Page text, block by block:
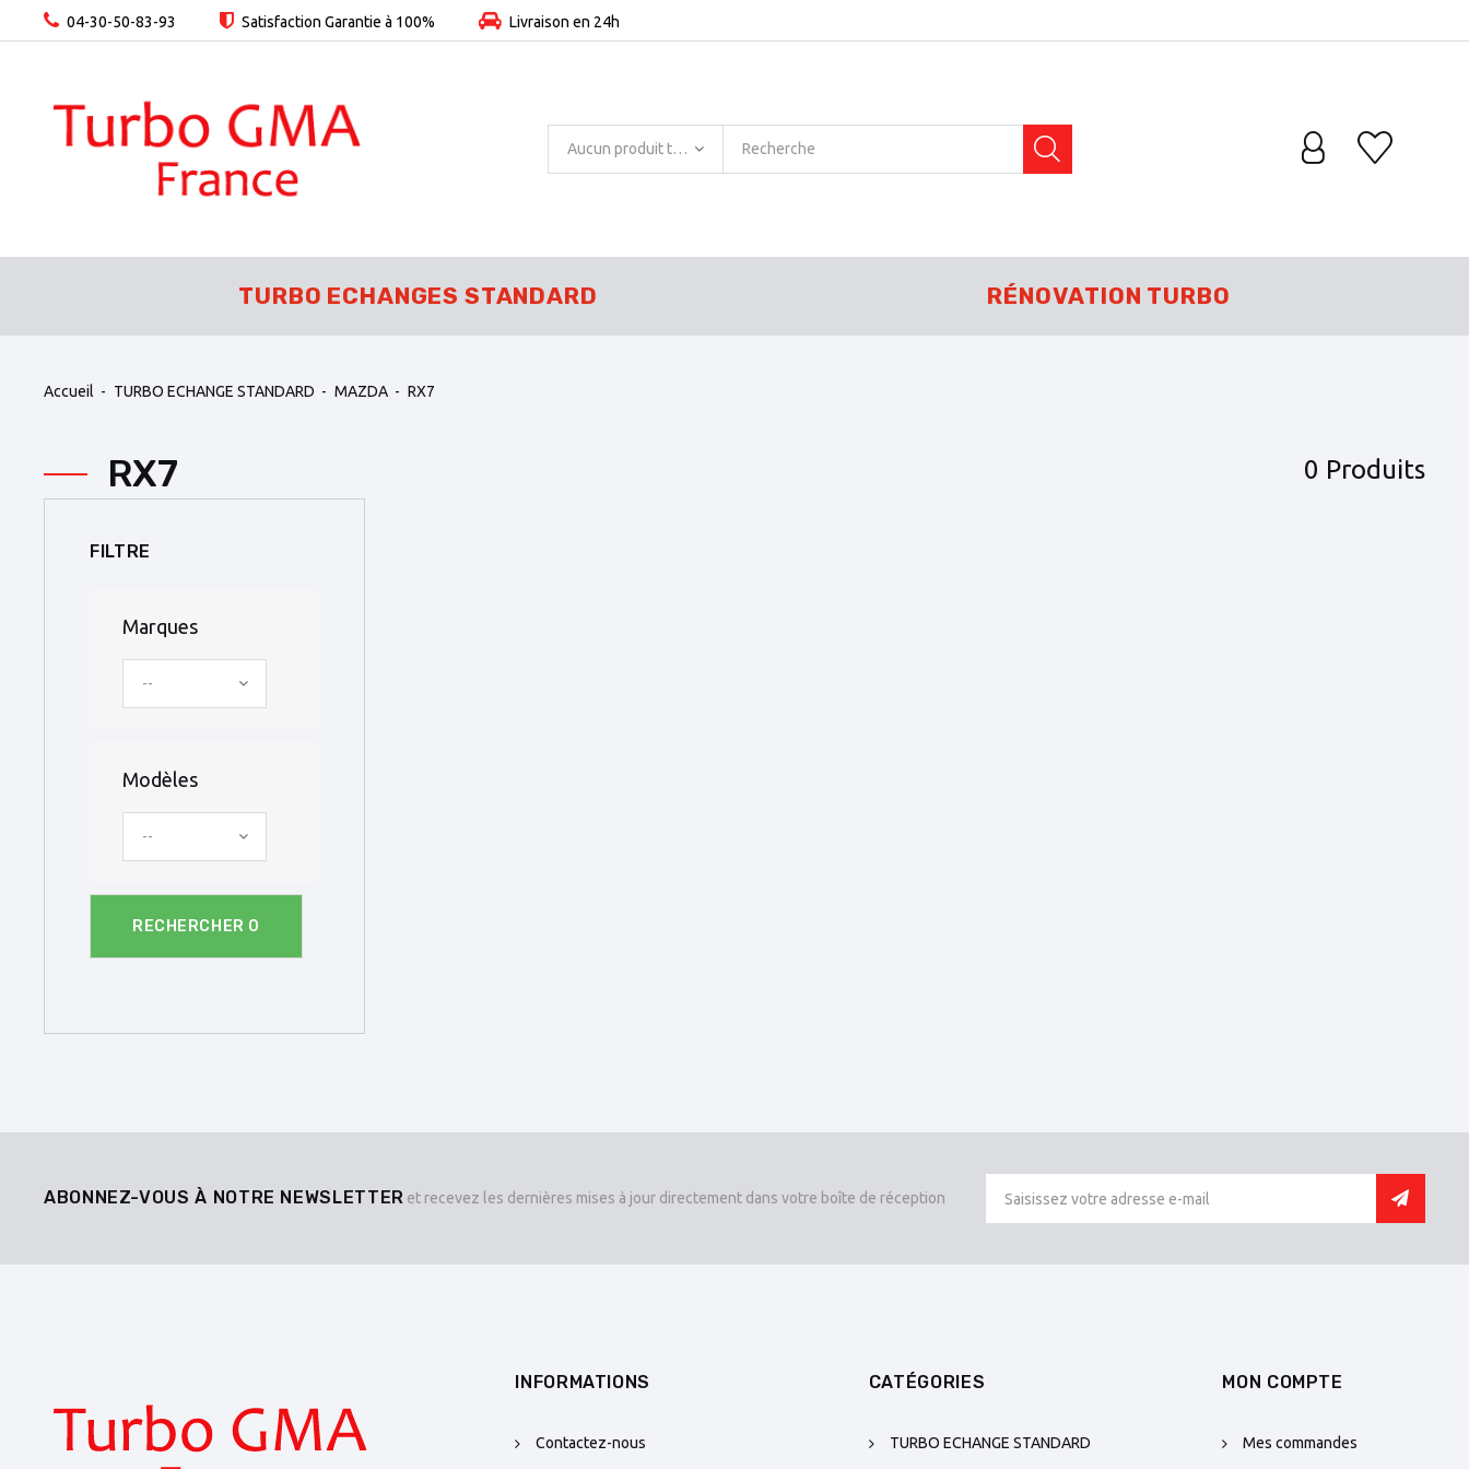
04-30-50-83-93 Satisfaction Garantie à 100% Livraison en 24h
Aucun produit trouvé
TURBO ECHANGES STANDARD RÉNOVATION TURBO
Accueil TURBO ECHANGE STANDARD MAZDA RX7
RX7 0 Produits
FILTRE
Marques
--
Modèles
--
RECHERCHER 0
ABONNEZ-VOUS À NOTRE NEWSLETTER et recevez les dernières mises à jour directement dans votre boîte de réception
INFORMATIONS
Contactez-nous
CATÉGORIES
TURBO ECHANGE STANDARD
MON COMPTE
Mes commandes